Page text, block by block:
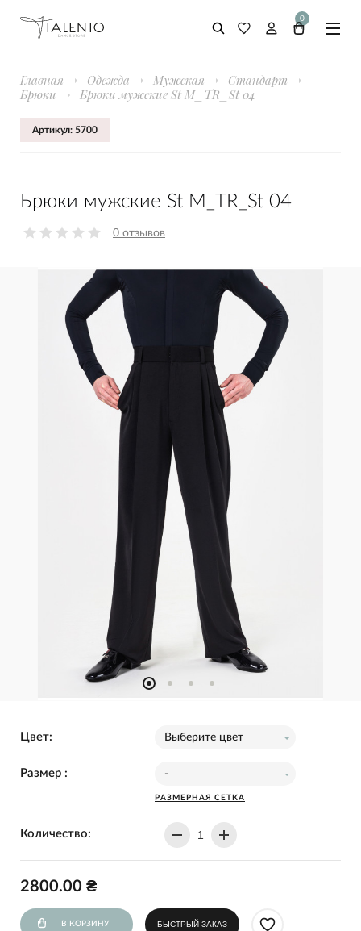
0
Главная Одежда Мужская
Стандарт
Брюки
Брюки мужские St M_TR_St 04
Артикул: 5700
Брюки мужские St M_TR_St 04
0 отзывов
Цвет: Выберите цвет
Размер : -
РАЗМЕРНАЯ СЕТКА
Количество:
2800.00 ₴
В КОРЗИНУ БЫСТРЫЙ ЗАКАЗ